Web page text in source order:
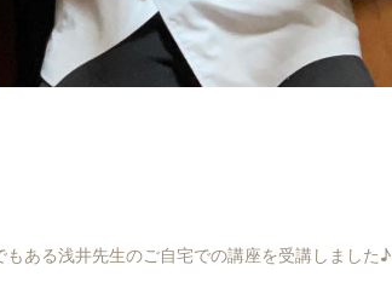
もある浅井先生のご自宅での講座を受講しました♪